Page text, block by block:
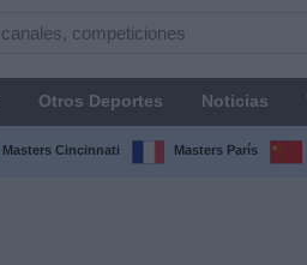
Otros Deportes Noticias
Masters Cincinnati Masters París